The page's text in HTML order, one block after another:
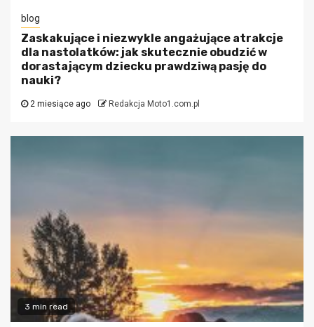
blog
Zaskakujące i niezwykle angażujące atrakcje
dla nastolatków: jak skutecznie obudzić w
dorastającym dziecku prawdziwą pasję do
nauki?
2 miesiące ago Redakcja Moto1.com.pl
3 min read